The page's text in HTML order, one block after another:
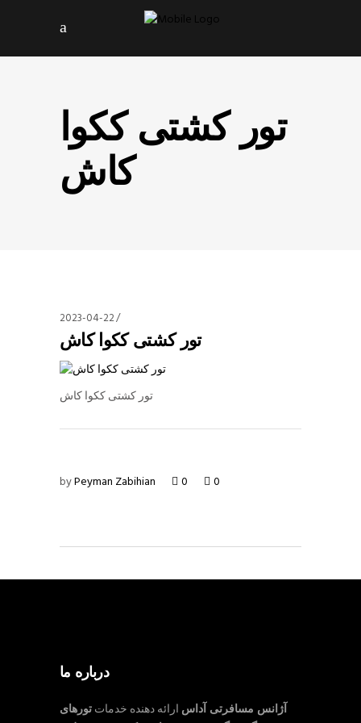
تور کشتی ککوا
کاش
2023-04-22
تور کشتی ککوا کاش
تور کشتی ککوا کاش
byPeyman Zabihian 0 0
درباره ما
آژانس مسافرتی آداس ارائه دهنده خدماتتورهای